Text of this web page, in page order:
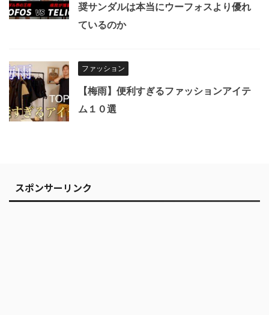
奨サンダルは本当にウーフォスより優れ
ているのか
ファッション
【梅雨】便利すぎるファッションアイテ
ム１０選
スポンサーリンク